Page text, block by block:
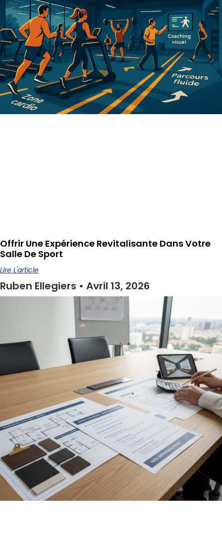
Offrir Une Expérience Revitalisante Dans Votre
Salle De Sport
Lire L'article
Ruben Ellegiers Avril 13, 2026